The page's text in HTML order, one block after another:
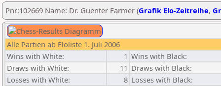
Pnr:102669 Name: Dr. Guenter Farmer (Grafik Elo-Zeitreihe,
Alle Partien ab Eloliste 1. Juli 2006
Wins with White:
1 Wins with Black:
Draws with White:
11 Draws with Black:
Losses with White:
8 Losses with Black: